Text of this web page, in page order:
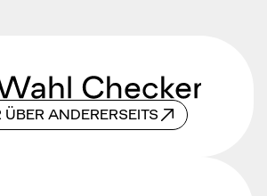
ÜBER ANDERERSEITS